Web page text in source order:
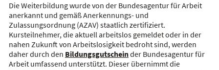
Die Weiterbildung wurde von der Bundesagentur für Arbeit
anerkannt und gemäß Anerkennungs- und
Zulassungsordnung (AZAV) staatlich zertifiziert.
Kursteilnehmer, die aktuell arbeitslos gemeldet oder in der
nahen Zukunft von Arbeitslosigkeit bedroht sind, werden
daher durch den Bildungsgutscheinder Bundesagentur für
Arbeit umfassend unterstützt. Dieser übernimmt die